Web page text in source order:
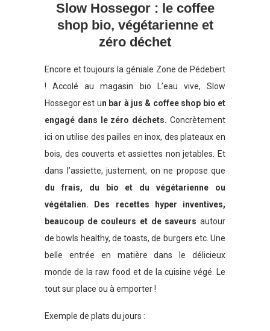
Slow Hossegor : le coffee
shop bio, végétarienne et
zéro déchet
Encore et toujours la géniale Zone de Pédebert
! Accolé au magasin bio L’eau vive, Slow
Hossegor est un bar à jus & coffee shop bio et
engagé dans le zéro déchets. Concrètement
ici on utilise des pailles en inox, des plateaux en
bois, des couverts et assiettes non jetables. Et
dans l’assiette, justement, on ne propose que
du frais, du bio et du végétarienne ou
végétalien. Des recettes hyper inventives,
beaucoup de couleurs et de saveurs autour
de bowls healthy, de toasts, de burgers etc. Une
belle entrée en matière dans le délicieux
monde de la raw food et de la cuisine végé. Le
tout sur place ou à emporter !
Exemple de plats du jours :